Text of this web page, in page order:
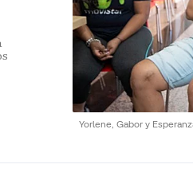
Yorlene, Gabor y